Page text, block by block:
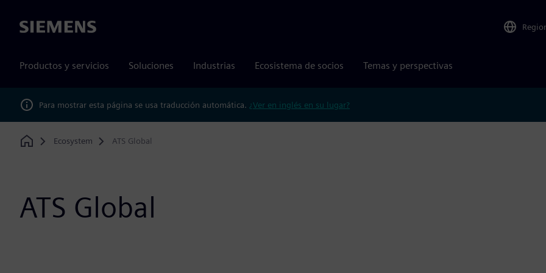
Siemens
Productos y servicios Soluciones Industrias Ecosistema de socios Temas y perspectivas
Para mostrar esta página se usa traducción automática. ¿Ver en inglés en su lugar?
Home
Ecosystem ATS Global
ATS Global